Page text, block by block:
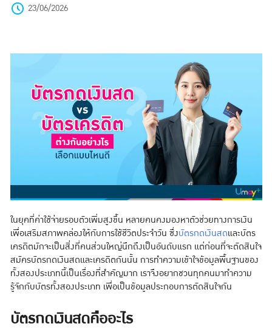
23/06/2026
ในยุคที่ค่าใช้จ่ายรอบตัวเพิ่มสูงขึ้น หลายคนคงมองหาตัวช่วยทางการเงิน
เพื่อเสริมสภาพคล่องให้กับการใช้ชีวิตประจำวัน ซึ่งบัตรกดเงินสดและบัตร
เครดิตมักจะเป็นสิ่งที่คนส่วนใหญ่นึกถึงเป็นอันดับแรก แต่ก่อนที่จะตัดสินใจ
สมัครบัตรกดเงินสดและเครดิตกันนั้น การทำความเข้าใจข้อมูลพื้นฐานของ
ทั้งสองประเภทนี้เป็นเรื่องที่สำคัญมาก เราจึงอยากชวนทุกคนมาทำความ
รู้จักกับบัตรทั้งสองประเภท เพื่อเป็นข้อมูลประกอบการตัดสินใจกัน
บัตรกดเงินสดคืออะไร